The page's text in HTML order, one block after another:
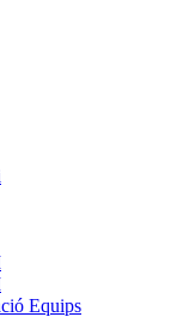
Equips